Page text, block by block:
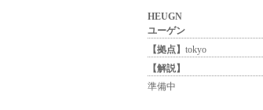
HEUGN
ユーゲン
【拠点】 tokyo
【解説】
準備中